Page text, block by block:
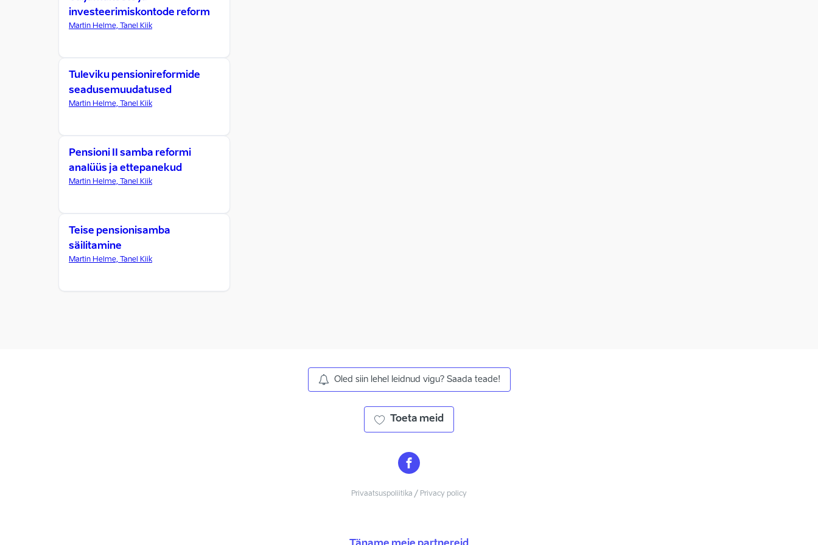
investeerimiskontode reform
Martin Helme, Tanel Kiik
Tuleviku pensionireformide
seadusemuudatused
Martin Helme, Tanel Kiik
Pensioni II samba reformi
analüüs ja ettepanekud
Martin Helme, Tanel Kiik
Teise pensionisamba
säilitamine
Martin Helme, Tanel Kiik
Oled siin lehel leidnud vigu? Saada teade!
Toeta meid
Privaatsuspoliitika / Privacy policy